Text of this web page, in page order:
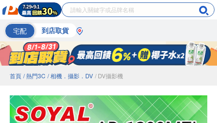
宅配 到店取貨
首頁 / 熱門3C / 相機．攝影．DV / DV攝影機